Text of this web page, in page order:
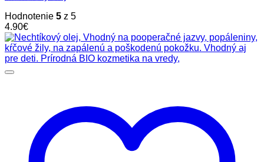
Hodnotenie 5 z 5
4.90€